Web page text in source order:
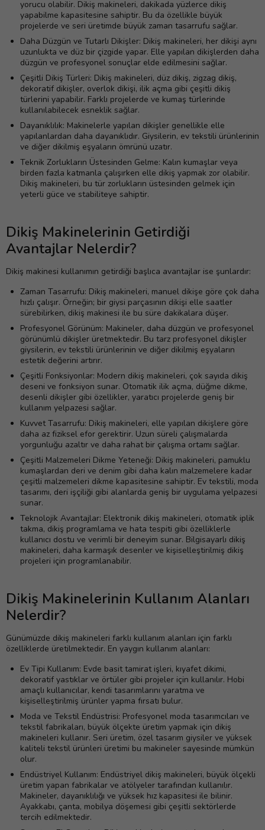
yorucu olabilir. Dikiş makineleri, dakikada yüzlerce dikiş
yapabilme kapasitesine sahiptir. Bu da özellikle büyük
projelerde ve seri üretimde büyük zaman tasarrufu sağlar.
Daha Düzgün ve Tutarlı Dikişler: Dikiş makineleri, her dikişi aynı
uzunlukta ve düz bir çizgide yapar. Elle yapılan dikişlerden daha
düzgün ve profesyonel sonuçlar elde edilmesini sağlar.
Çeşitli Dikiş Türleri: Dikiş makineleri, düz dikiş, zigzag dikiş,
dekoratif dikişler, overlok dikişi, ilik açma gibi çeşitli dikiş
türlerini yapabilir. Farklı projelerde ve kumaş türlerinde
kullanılabilecek esneklik sağlar.
Dayanıklılık: Makinelerle yapılan dikişler genellikle elle
yapılanlardan daha dayanıklıdır. Giysilerin, ev tekstili ürünlerinin
ve diğer dikilmiş eşyaların ömrünü uzatır.
Teknik Zorlukların Üstesinden Gelme: Kalın kumaşlar veya
birden fazla katmanla çalışırken elle dikiş yapmak zor olabilir.
Dikiş makineleri, bu tür zorlukların üstesinden gelmek için
yeterli güce ve stabiliteye sahiptir.
Dikiş Makinelerinin Getirdiği
Avantajlar Nelerdir?
Dikiş makinesi kullanımın getirdiği başlıca avantajlar ise şunlardır:
Zaman Tasarrufu: Dikiş makineleri, manuel dikişe göre çok daha
hızlı çalışır. Örneğin; bir giysi parçasının dikişi elle saatler
sürebilirken, dikiş makinesi ile bu süre dakikalara düşer.
Profesyonel Görünüm: Makineler, daha düzgün ve profesyonel
görünümlü dikişler üretmektedir. Bu tarz profesyonel dikişler
giysilerin, ev tekstili ürünlerinin ve diğer dikilmiş eşyaların
estetik değerini artırır.
Çeşitli Fonksiyonlar: Modern dikiş makineleri, çok sayıda dikiş
deseni ve fonksiyon sunar. Otomatik ilik açma, düğme dikme,
desenli dikişler gibi özellikler, yaratıcı projelerde geniş bir
kullanım yelpazesi sağlar.
Kuvvet Tasarrufu: Dikiş makineleri, elle yapılan dikişlere göre
daha az fiziksel efor gerektirir. Uzun süreli çalışmalarda
yorgunluğu azaltır ve daha rahat bir çalışma ortamı sağlar.
Çeşitli Malzemeleri Dikme Yeteneği: Dikiş makineleri, pamuklu
kumaşlardan deri ve denim gibi daha kalın malzemelere kadar
çeşitli malzemeleri dikme kapasitesine sahiptir. Ev tekstili, moda
tasarımı, deri işçiliği gibi alanlarda geniş bir uygulama yelpazesi
sunar.
Teknolojik Avantajlar: Elektronik dikiş makineleri, otomatik iplik
takma, dikiş programlama ve hata tespiti gibi özelliklerle
kullanıcı dostu ve verimli bir deneyim sunar. Bilgisayarlı dikiş
makineleri, daha karmaşık desenler ve kişiselleştirilmiş dikiş
projeleri için programlanabilir.
Dikiş Makinelerinin Kullanım Alanları
Nelerdir?
Günümüzde dikiş makineleri farklı kullanım alanları için farklı
özelliklerde üretilmektedir. En yaygın kullanım alanları:
Ev Tipi Kullanım: Evde basit tamirat işleri, kıyafet dikimi,
dekoratif yastıklar ve örtüler gibi projeler için kullanılır. Hobi
amaçlı kullanıcılar, kendi tasarımlarını yaratma ve
kişiselleştirilmiş ürünler yapma fırsatı bulur.
Moda ve Tekstil Endüstrisi: Profesyonel moda tasarımcıları ve
tekstil fabrikaları, büyük ölçekte üretim yapmak için dikiş
makineleri kullanır. Seri üretim, özel tasarım giysiler ve yüksek
kaliteli tekstil ürünleri üretimi bu makineler sayesinde mümkün
olur.
Endüstriyel Kullanım: Endüstriyel dikiş makineleri, büyük ölçekli
üretim yapan fabrikalar ve atölyeler tarafından kullanılır.
Makineler, dayanıklılığı ve yüksek hız kapasitesi ile bilinir.
Ayakkabı, çanta, mobilya döşemesi gibi çeşitli sektörlerde
tercih edilmektedir.